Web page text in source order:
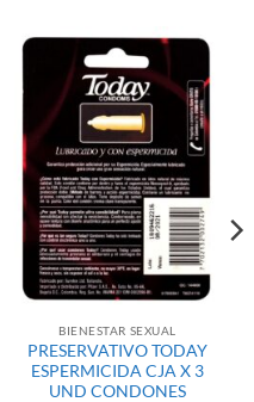
BIENESTAR SEXUAL
PRESERVATIVO TODAY
ESPERMICIDA CJA X 3
UND CONDONES